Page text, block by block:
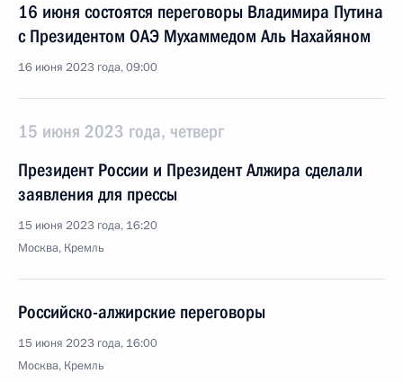
16 июня состоятся переговоры Владимира Путина
с Президентом ОАЭ Мухаммедом Аль Нахайяном
16 июня 2023 года, 09:00
15 июня 2023 года, четверг
Президент России и Президент Алжира сделали
заявления для прессы
15 июня 2023 года, 16:20
Москва, Кремль
Российско-алжирские переговоры
15 июня 2023 года, 16:00
Москва, Кремль